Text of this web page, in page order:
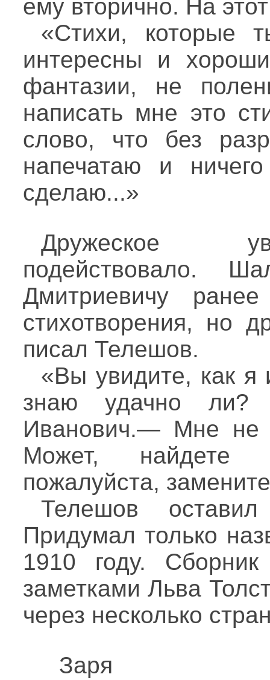
ему вторично. На
«Стихи, которые
интересны и
фантазии, не
написать мне это
слово, что без
напечатаю и
сделаю...»
Дружеское
подействовало.
Дмитриевичу
стихотворения, но
писал Телешов.
«Вы увидите, как
знаю удачно ли?
Иванович.— Мне не
Может, найдете
пожалуйста,
Телешов
Придумал только
1910 году. Сборник
заметками Льва
через несколько
Заря